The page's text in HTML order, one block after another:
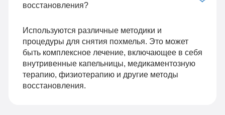
восстановления?
Используются различные методики и
процедуры для снятия похмелья. Это может
быть комплексное лечение, включающее в себя
внутривенные капельницы, медикаментозную
терапию, физиотерапию и другие методы
восстановления.